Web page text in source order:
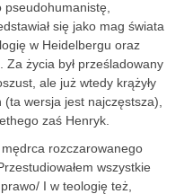
się jako mag świata
w Heidelbergu oraz
życia był prześladowany
ale już wtedy krążyły
wersja jest najczęstsza),
zaś Henryk.
rozczarowanego
wszystkie
I w teologię też,